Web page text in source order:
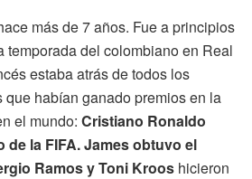
más de 7 años. Fue a principios
temporada del colombiano en Real
estaba atrás de todos los
que habían ganado premios en la
el mundo: Cristiano Ronaldo
de la FIFA. James obtuvo el
Ramos y Toni Kroos hicieron